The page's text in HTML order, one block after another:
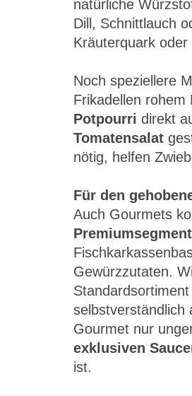
natürliche
Dill, Schnittlauch
Kräuterquark oder
Noch speziellere
Frikadellen
Potpourri direkt
Tomatensalat
nötig, helfen
Für den
Auch Gourmets
Gewürzzutaten.
selbstverständlich
Gourmet nur
exklusiven
ist.